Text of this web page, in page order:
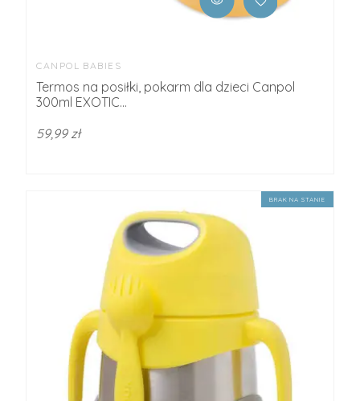
CANPOL BABIES
Termos na posiłki, pokarm dla dzieci Canpol
300ml EXOTIC...
59,99 zł
BRAK NA STANIE